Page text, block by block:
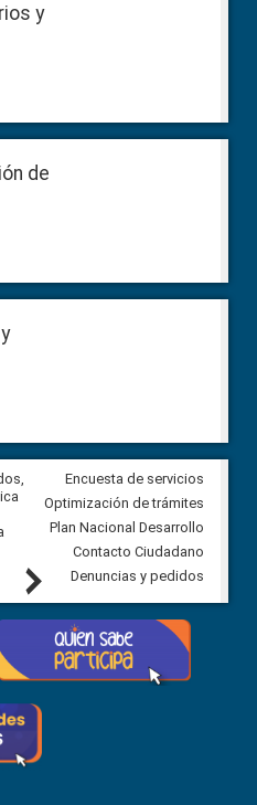
y
de
CPCCS convoca a Veeduría
Ciudadana para vigilar el
5 agosto, 2026
Next
Encuesta de servicios
Optimización de trámites
Plan Nacional Desarrollo
Contacto Ciudadano
Denuncias y pedidos